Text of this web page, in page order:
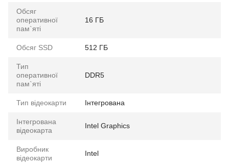
Обсяг
оперативної
пам`яті
16 ГБ
Обсяг SSD 512 ГБ
Тип
оперативної
пам`яті
DDR5
Тип відеокарти Інтегрована
Інтегрована
відеокарта
Intel Graphics
Виробник
відеокарти
Intel